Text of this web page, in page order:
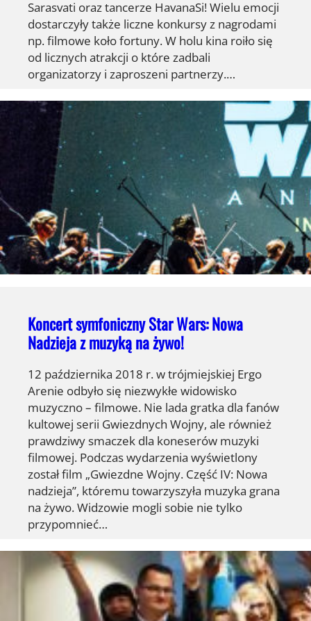
Sarasvati oraz tancerze HavanaSi! Wielu emocji
dostarczyły także liczne konkursy z nagrodami
np. filmowe koło fortuny. W holu kina roiło się
od licznych atrakcji o które zadbali
organizatorzy i zaproszeni partnerzy.…
Koncert symfoniczny Star Wars: Nowa
Nadzieja z muzyką na żywo!
12 października 2018 r. w trójmiejskiej Ergo
Arenie odbyło się niezwykłe widowisko
muzyczno – filmowe. Nie lada gratka dla fanów
kultowej serii Gwiezdnych Wojny, ale również
prawdziwy smaczek dla koneserów muzyki
filmowej. Podczas wydarzenia wyświetlony
został film „Gwiezdne Wojny. Część IV: Nowa
nadzieja”, któremu towarzyszyła muzyka grana
na żywo. Widzowie mogli sobie nie tylko
przypomnieć…